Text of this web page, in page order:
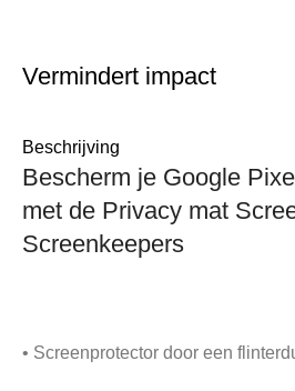
Vermindert impact
Beschrijving
Bescherm je Google
met de Privacy mat
Screenkeepers
• Screenprotector door een